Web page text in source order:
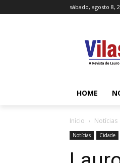
sábado, agosto 8,
HOME
Início Notícias
Notícias Cidade